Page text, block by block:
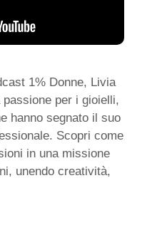
1% Donne, Livia
per i gioielli,
hanno segnato il suo
Scopri come
in una missione
unendo creatività,